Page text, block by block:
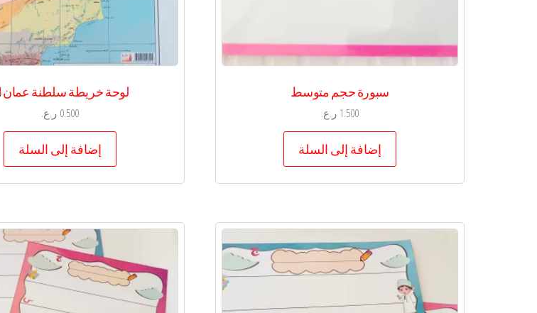
سبورة حجم متوسط
1.500 ر.ع.
إضافة إلى السلة
لوحة خريطة سلطنة عمان A4
0.500 ر.ع.
إضافة إلى السلة